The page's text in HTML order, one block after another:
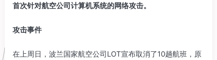
首次针对航空公司计算机系统的网络攻击。
攻击事件
在上周日，波兰国家航空公司LOT宣布取消了10趟航班，原